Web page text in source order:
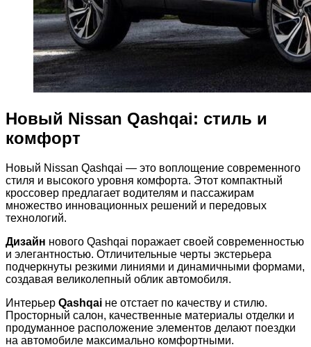
Новый Nissan Qashqai: стиль и
комфорт
Новый Nissan Qashqai — это воплощение современного
стиля и высокого уровня комфорта. Этот компактный
кроссовер предлагает водителям и пассажирам
множество инновационных решений и передовых
технологий.
Дизайн нового Qashqai поражает своей современностью
и элегантностью. Отличительные черты экстерьера
подчеркнуты резкими линиями и динамичными формами,
создавая великолепный облик автомобиля.
Интерьер Qashqai не отстает по качеству и стилю.
Просторный салон, качественные материалы отделки и
продуманное расположение элементов делают поездки
на автомобиле максимально комфортными.